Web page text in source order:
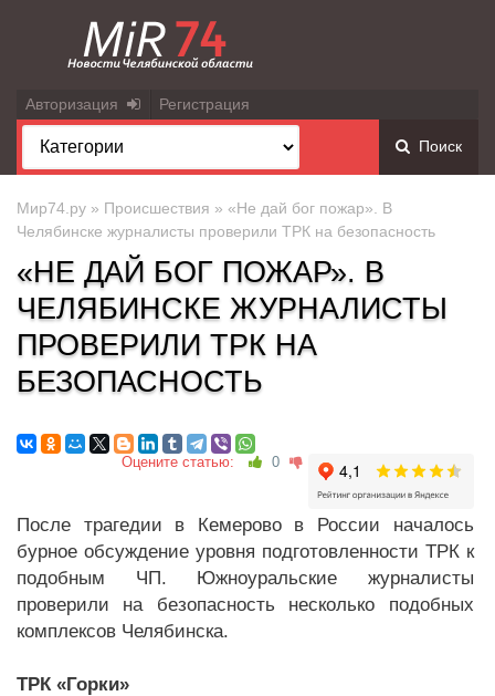
Авторизация Регистрация
Поиск
Мир74.ру » Происшествия » «Не дай бог пожар». В
Челябинске журналисты проверили ТРК на безопасность
«НЕ ДАЙ БОГ ПОЖАР». В
ЧЕЛЯБИНСКЕ ЖУРНАЛИСТЫ
ПРОВЕРИЛИ ТРК НА
БЕЗОПАСНОСТЬ
Оцените статью: 0
После трагедии в Кемерово в России началось
бурное обсуждение уровня подготовленности ТРК к
подобным ЧП. Южноуральские журналисты
проверили на безопасность несколько подобных
комплексов Челябинска.
ТРК «Горки»